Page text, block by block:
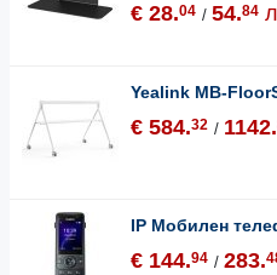
€ 28.04 / 54.84
Yealink MB-
€ 584.32 / 1142.
IP Мобилен
€ 144.94 / 283.